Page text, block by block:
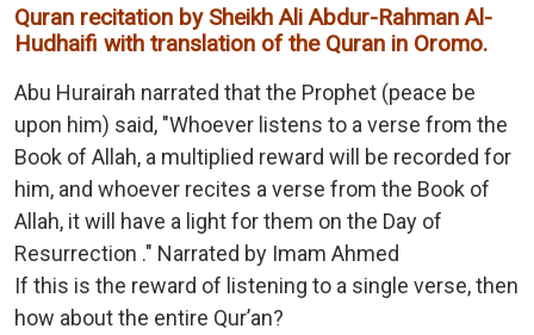
Quran recitation by Sheikh Ali Abdur-Rahman Al-
Hudhaifi with translation of the Quran in Oromo.
Abu Hurairah narrated that the Prophet (peace be
upon him) said, "Whoever listens to a verse from the
Book of Allah, a multiplied reward will be recorded for
him, and whoever recites a verse from the Book of
Allah, it will have a light for them on the Day of
Resurrection ." Narrated by Imam Ahmed
If this is the reward of listening to a single verse, then
how about the entire Qur’an?